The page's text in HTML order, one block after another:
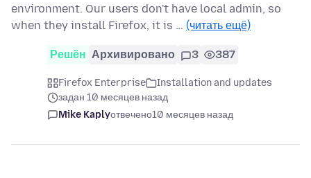
environment. Our users don't have local admin, so
when they install Firefox, it is … (читать ещё)
Решён Архивировано 3 387
Firefox Enterprise
Installation and updates
задан 10 месяцев назад
Mike Kaplyотвечено10 месяцев назад